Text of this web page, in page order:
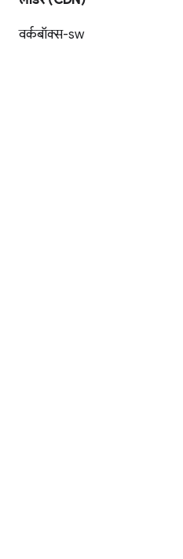
वर्कबॉक्स-sw